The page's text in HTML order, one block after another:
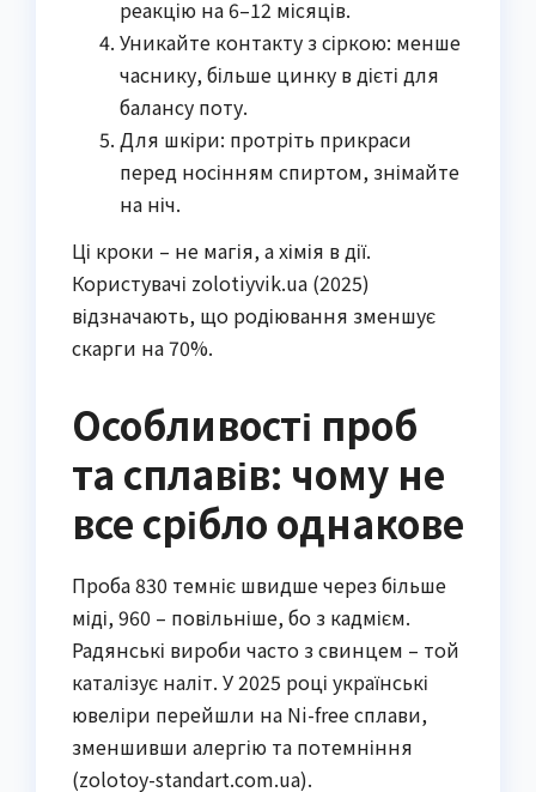
реакцію на 6–12 місяців.
Уникайте контакту з сіркою: менше
часнику, більше цинку в дієті для
балансу поту.
Для шкіри: протріть прикраси
перед носінням спиртом, знімайте
на ніч.
Ці кроки – не магія, а хімія в дії.
Користувачі zolotiyvik.ua (2025)
відзначають, що родіювання зменшує
скарги на 70%.
Особливості проб
та сплавів: чому не
все срібло однакове
Проба 830 темніє швидше через більше
міді, 960 – повільніше, бо з кадмієм.
Радянські вироби часто з свинцем – той
каталізує наліт. У 2025 році українські
ювеліри перейшли на Ni-free сплави,
зменшивши алергію та потемніння
(zolotoy-standart.com.ua).